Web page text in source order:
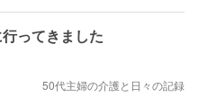
ってきました
50代主婦の介護と日々の記録